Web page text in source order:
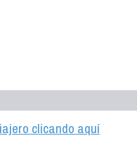
clicando aquí